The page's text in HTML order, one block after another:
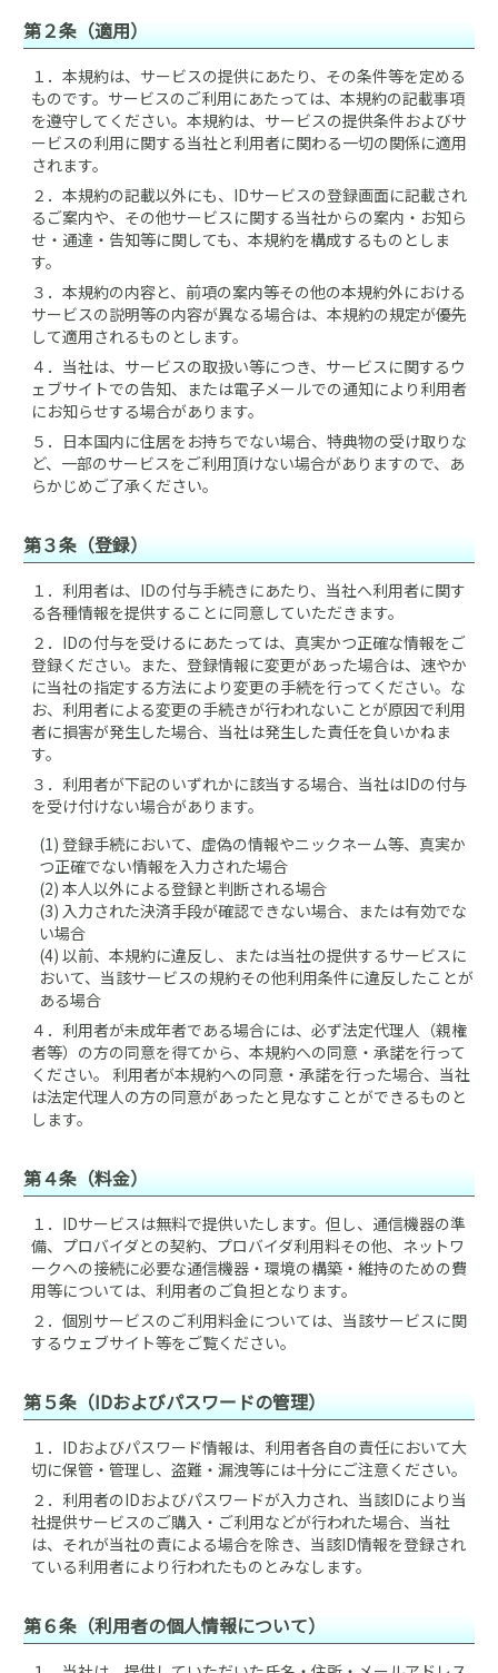
第２条（適用）
１． 本規約は、サービスの提供にあたり、その条件等を定める
ものです。サービスのご利用にあたっては、本規約の記載事項
を遵守してください。本規約は、サービスの提供条件およびサ
ービスの利用に関する当社と利用者に関わる一切の関係に適用
されます。
２． 本規約の記載以外にも、IDサービスの登録画面に記載され
るご案内や、その他サービスに関する当社からの案内・お知ら
せ・通達・告知等に関しても、本規約を構成するものとしま
す。
３． 本規約の内容と、前項の案内等その他の本規約外における
サービスの説明等の内容が異なる場合は、本規約の規定が優先
して適用されるものとします。
４． 当社は、サービスの取扱い等につき、サービスに関するウ
ェブサイトでの告知、または電子メールでの通知により利用者
にお知らせする場合があります。
５． 日本国内に住居をお持ちでない場合、特典物の受け取りな
ど、一部のサービスをご利用頂けない場合がありますので、あ
らかじめご了承ください。
第３条（登録）
１． 利用者は、IDの付与手続きにあたり、当社へ利用者に関す
る各種情報を提供することに同意していただきます。
２． IDの付与を受けるにあたっては、真実かつ正確な情報をご
登録ください。また、登録情報に変更があった場合は、速やか
に当社の指定する方法により変更の手続を行ってください。な
お、利用者による変更の手続きが行われないことが原因で利用
者に損害が発生した場合、当社は発生した責任を負いかねま
す。
３． 利用者が下記のいずれかに該当する場合、当社はIDの付与
を受け付けない場合があります。
(1) 登録手続において、虚偽の情報やニックネーム等、真実か
つ正確でない情報を入力された場合
(2) 本人以外による登録と判断される場合
(3) 入力された決済手段が確認できない場合、または有効でな
い場合
(4) 以前、本規約に違反し、または当社の提供するサービスに
おいて、当該サービスの規約その他利用条件に違反したことが
ある場合
４． 利用者が未成年者である場合には、必ず法定代理人（親権
者等）の方の同意を得てから、本規約への同意・承諾を行って
ください。 利用者が本規約への同意・承諾を行った場合、当社
は法定代理人の方の同意があったと見なすことができるものと
します。
第４条（料金）
１． IDサービスは無料で提供いたします。但し、通信機器の準
備、プロバイダとの契約、プロバイダ利用料その他、ネットワ
ークへの接続に必要な通信機器・環境の構築・維持のための費
用等については、利用者のご負担となります。
２． 個別サービスのご利用料金については、当該サービスに関
するウェブサイト等をご覧ください。
第５条（IDおよびパスワードの管理）
１． IDおよびパスワード情報は、利用者各自の責任において大
切に保管・管理し、盗難・漏洩等には十分にご注意ください。
２． 利用者のIDおよびパスワードが入力され、当該IDにより当
社提供サービスのご購入・ご利用などが行われた場合、当社
は、それが当社の責による場合を除き、当該ID情報を登録され
ている利用者により行われたものとみなします。
第６条（利用者の個人情報について）